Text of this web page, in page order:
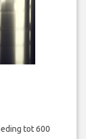
tot 600